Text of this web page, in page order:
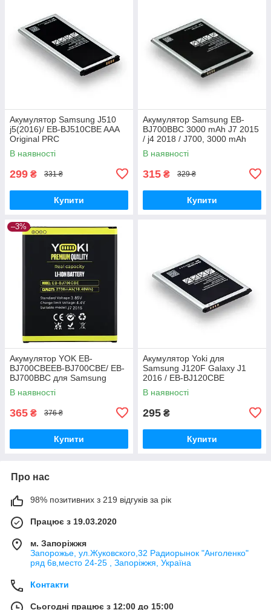
Акумулятор Samsung J510
j5(2016)/ EB-BJ510CBE AAA
Original PRC
В наявності
299 ₴ 331 ₴
Купити
Акумулятор Samsung EB-
BJ700BBC 3000 mAh J7 2015
/ j4 2018 / J700, 3000 mAh
Original PRC
В наявності
315 ₴ 329 ₴
Купити
–3%
Акумулятор YOK EB-
BJ700CBEEB-BJ700CBE/ EB-
BJ700BBC для Samsung
J700/ J700H/ J700F/ J701/ J7
(2015)/ J4 (2018)/ J400
В наявності
365 ₴ 376 ₴
Купити
Акумулятор Yoki для
Samsung J120F Galaxy J1
2016 / EB-BJ120CBE
В наявності
295 ₴
Купити
Про нас
98% позитивних з 219 відгуків за рік
Працює з 19.03.2020
м. Запоріжжя
Запорожье, ул.Жуковского,32 Радиорынок "Анголенко"
ряд 6в,место 24-25 , Запоріжжя, Україна
Контакти
Сьогодні працює з 12:00 до 15:00